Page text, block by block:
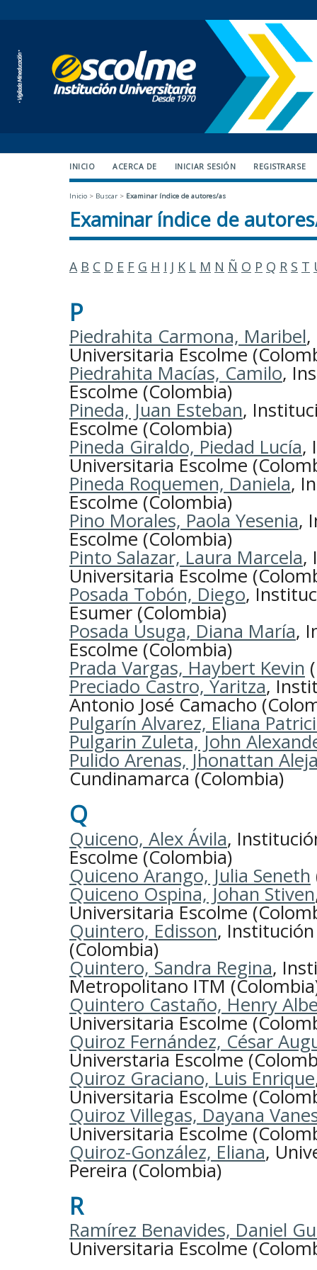
INICIO ACERCA DE INICIAR SESIÓN REGISTRARSE
Inicio > Buscar > Examinar índice de autores/as
Examinar índice de
A B C D E F G H I J K L M N Ñ O P Q R S T
P
Piedrahita Carmona, Maribel,
Universitaria Escolme
Piedrahita Macías, Camilo,
Escolme (Colombia)
Pineda, Juan Esteban,
Escolme (Colombia)
Pineda Giraldo, Piedad Lucía,
Universitaria Escolme
Pineda Roquemen, Daniela,
Escolme (Colombia)
Pino Morales, Paola Yesenia,
Escolme (Colombia)
Pinto Salazar, Laura Marcela,
Universitaria Escolme
Posada Tobón, Diego,
Esumer (Colombia)
Posada Úsuga, Diana María,
Escolme (Colombia)
Prada Vargas, Haybert Kevin
Preciado Castro, Yaritza,
Antonio José Camacho
Pulgarín Alvarez, Eliana
Pulgarin Zuleta, John
Pulido Arenas, Jhonattan
Cundinamarca (Colombia)
Q
Quiceno, Alex Ávila,
Escolme (Colombia)
Quiceno Arango, Julia Seneth
Quiceno Ospina, Johan Stiven
Universitaria Escolme
Quintero, Edisson,
(Colombia)
Quintero, Sandra Regina,
Metropolitano ITM
Quintero Castaño, Henry
Universitaria Escolme
Quiroz Fernández, César
Universtaria Escolme
Quiroz Graciano, Luis Enrique
Universitaria Escolme
Quiroz Villegas, Dayana
Universitaria Escolme
Quiroz-González, Eliana,
Pereira (Colombia)
R
Ramírez Benavides, Daniel
Universitaria Escolme